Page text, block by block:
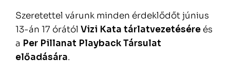
Szeretettel várunk minden érdeklődőt június
13-án 17 órától Vizi Kata tárlatvezetésére és
a Per Pillanat Playback Társulat
előadására.